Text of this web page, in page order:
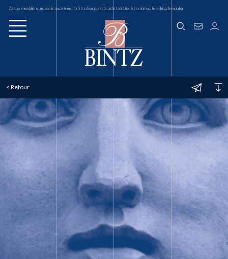
Agence immobilière : maison & appartement à Strasbourg, vente, achat, location & gestion locative - Bintz Immobilier
< Retour